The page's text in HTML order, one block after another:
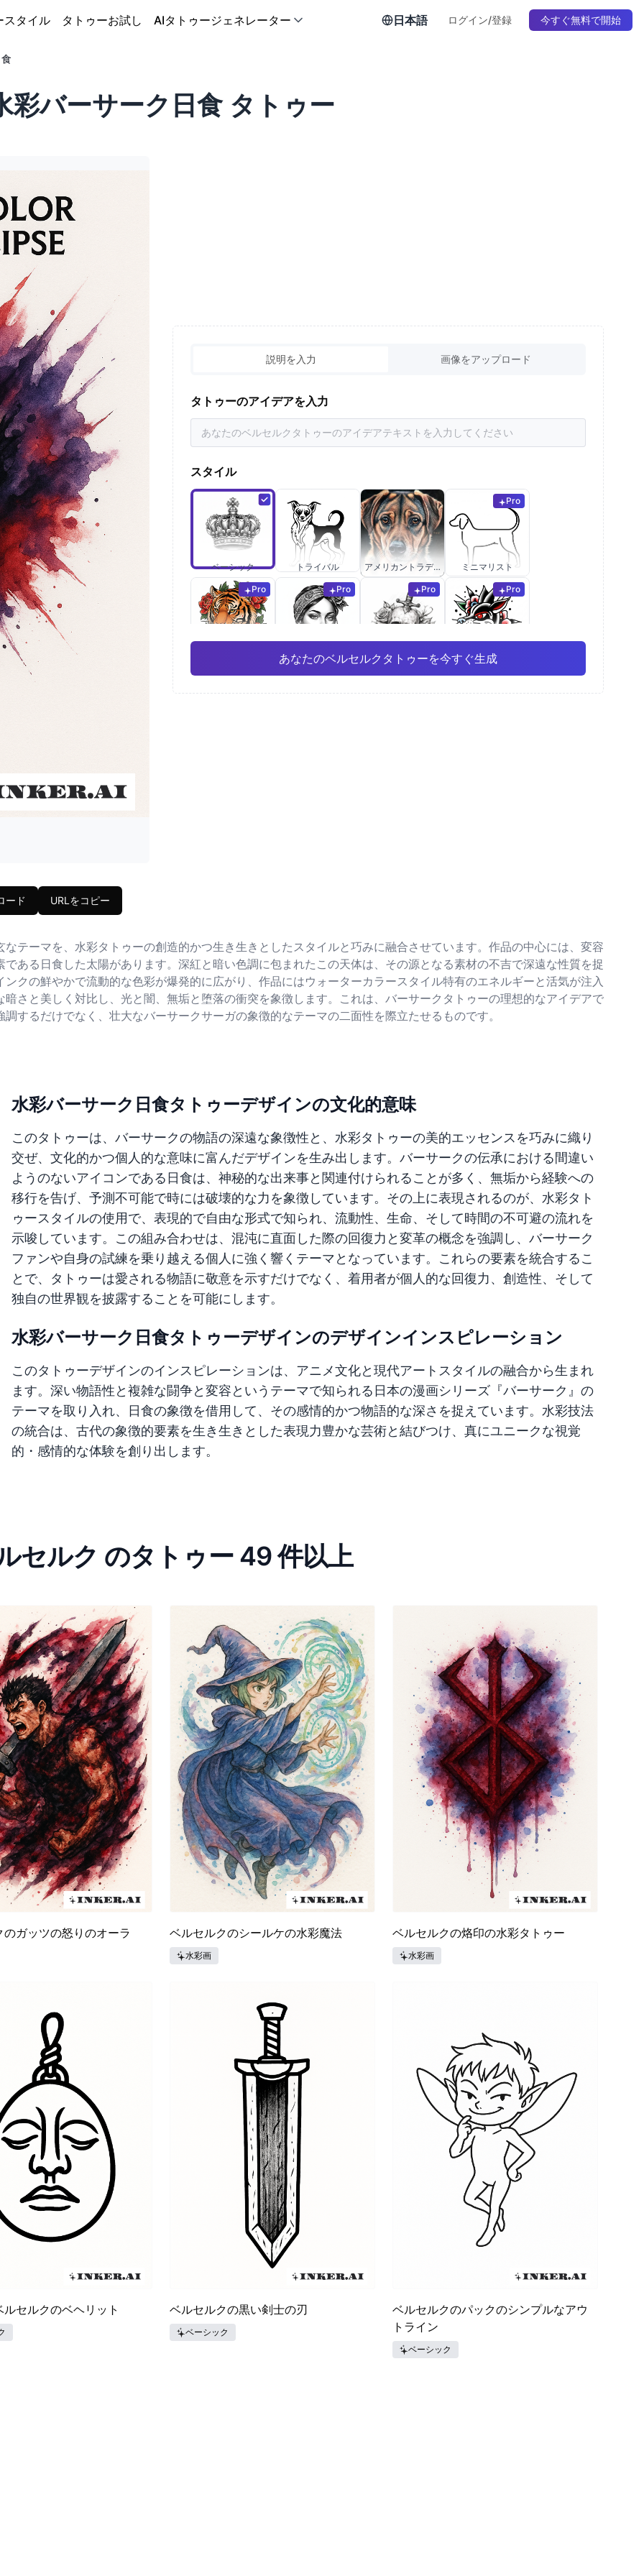
日本語 ログイン/登録 今すぐ無料で開始
スタイル タトゥーお試し AIタトゥージェネレーター
彩バーサーク日食 タトゥー
説明を入力 画像をアップロード
タトゥーのアイデアを入力
スタイル
ベーシック トライバル アメリカントラディショナル
Pro
ミニマリスト
Pro
和風
Pro
水彩
Pro
ファインライン
Pro
アニメ
あなたのベルセルクタトゥーを今すぐ生成
ード URLをコピー
テーマを、水彩タトゥーの創造的かつ生き生きとしたスタイルと巧みに融合させています。作品の中心には、変容
ある日食した太陽があります。深紅と暗い色調に包まれたこの天体は、その源となる素材の不吉で深遠な性質を捉
クの鮮やかで流動的な色彩が爆発的に広がり、作品にはウォーターカラースタイル特有のエネルギーと活気が注入
さと美しく対比し、光と闇、無垢と堕落の衝突を象徴します。これは、バーサークタトゥーの理想的なアイデアで
するだけでなく、壮大なバーサークサーガの象徴的なテーマの二面性を際立たせるものです。
水彩バーサーク日食タトゥーデザインの文化的意味
このタトゥーは、バーサークの物語の深遠な象徴性と、水彩タトゥーの美的エッセンスを巧みに織り
交ぜ、文化的かつ個人的な意味に富んだデザインを生み出します。バーサークの伝承における間違い
ようのないアイコンである日食は、神秘的な出来事と関連付けられることが多く、無垢から経験への
移行を告げ、予測不可能で時には破壊的な力を象徴しています。その上に表現されるのが、水彩タト
ゥースタイルの使用で、表現的で自由な形式で知られ、流動性、生命、そして時間の不可避の流れを
示唆しています。この組み合わせは、混沌に直面した際の回復力と変革の概念を強調し、バーサーク
ファンや自身の試練を乗り越える個人に強く響くテーマとなっています。これらの要素を統合するこ
とで、タトゥーは愛される物語に敬意を示すだけでなく、着用者が個人的な回復力、創造性、そして
独自の世界観を披露することを可能にします。
水彩バーサーク日食タトゥーデザインのデザインインスピレーション
このタトゥーデザインのインスピレーションは、アニメ文化と現代アートスタイルの融合から生まれ
ます。深い物語性と複雑な闘争と変容というテーマで知られる日本の漫画シリーズ『バーサーク』の
テーマを取り入れ、日食の象徴を借用して、その感情的かつ物語的な深さを捉えています。水彩技法
の統合は、古代の象徴的要素を生き生きとした表現力豊かな芸術と結びつけ、真にユニークな視覚
的・感情的な体験を創り出します。
セルク のタトゥー 49 件以上
のガッツの怒りのオーラ ベルセルクのシールケの水彩魔法
水彩画
ベルセルクの烙印の水彩タトゥー
水彩画
セルクのベヘリット ベルセルクの黒い剣士の刃
ベーシック
ベルセルクのパックのシンプルなアウ
トライン
ベーシック